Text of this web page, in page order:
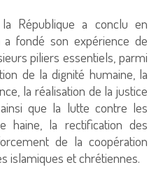
République a conclu en
fondé son expérience de
piliers essentiels, parmi
de la dignité humaine, la
la réalisation de la justice
que la lutte contre les
haine, la rectification des
de la coopération
islamiques et chrétiennes.